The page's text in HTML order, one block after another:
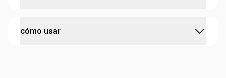
la piel.
cómo usar